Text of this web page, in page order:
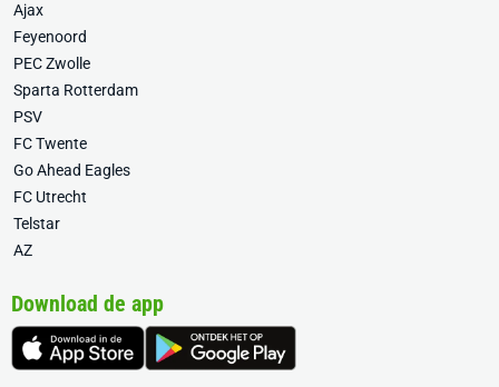
Ajax
Feyenoord
PEC Zwolle
Sparta Rotterdam
PSV
FC Twente
Go Ahead Eagles
FC Utrecht
Telstar
AZ
Download de app